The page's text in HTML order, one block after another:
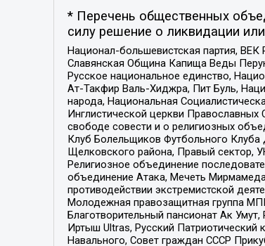
* Перечень общественных
силу решение о ликвидации
Национал-большевистская партия,
Славянская Община Капища Веды
Русское национальное единство,
Ат-Такфир Валь-Хиджра, Пит Буль,
народа, Национальная
Инглистической церкви
свободе совести и о религиозных
Клуб Болельщиков Футбольного Клуба
Щелковского района, Правый сектор,
Религиозное объединение
объединение Атака, Мечеть
противодействии экстремистской
Молодежная правозащитная группа
Благотворительный пансионат Ак
Иртыш Ultras, Русский
Навального, Совет граждан СССР